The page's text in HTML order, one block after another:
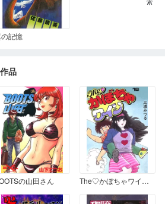
記憶
品
の山田さん The♡かぼちゃワイン 18